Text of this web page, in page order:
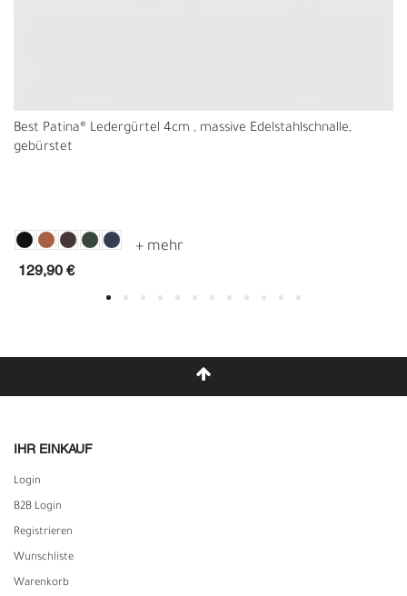
Best Patina® Ledergürtel 4cm , massive Edelstahlschnalle,
gebürstet
129,90 €
IHR EINKAUF
Login
B2B Login
Registrieren
Wunschliste
Warenkorb